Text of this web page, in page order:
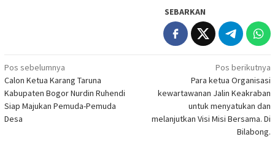
SEBARKAN
Navigasi
pos
Pos sebelumnya
Calon Ketua Karang Taruna
Kabupaten Bogor Nurdin Ruhendi
Siap Majukan Pemuda-Pemuda
Desa
Pos berikutnya
Para ketua Organisasi
kewartawanan Jalin Keakraban
untuk menyatukan dan
melanjutkan Visi Misi Bersama. Di
Bilabong.